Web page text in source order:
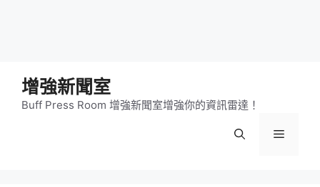
增強新聞室
Buff Press Room 增強新聞室增強你的資訊雷達！
選